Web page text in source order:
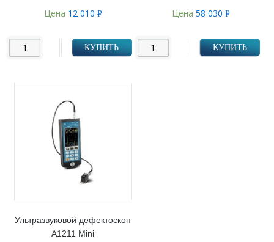
Цена 12 010 Р
КУПИТЬ
Цена58 030Р
КУПИТЬ
Ультразвуковой дефектоскоп
А1211 Mini